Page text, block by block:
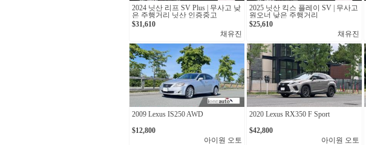
2024 닛산 리프 SV Plus | 무사고 낮
은 주행거리 닛산 인증중고
$31,610
채유진
2025 닛산 킥스 플레이 SV | 무사고
원오너 낮은 주행거리
$25,610
채유진
2009 Lexus IS250 AWD
$12,800
아이원 오토
2020 Lexus RX350 F Sport
$42,800
아이원 오토